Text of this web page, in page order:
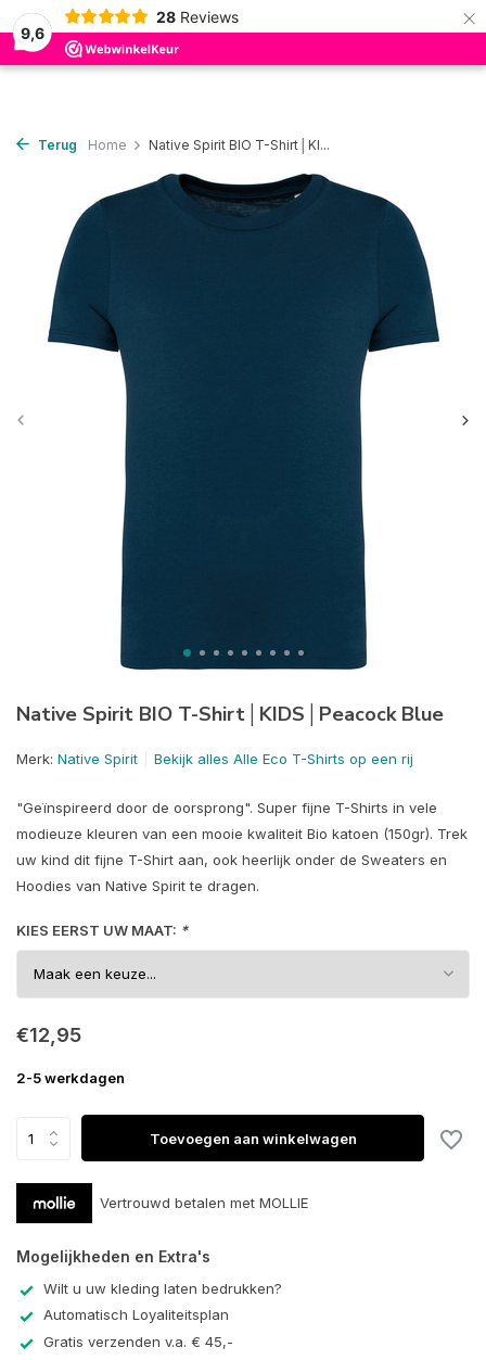
9,6
28 Reviews ×
0
Terug Home Native Spirit BIO T-Shirt│KI...
Native Spirit BIO T-Shirt│KIDS│Peacock Blue
Merk: Native Spirit Bekijk alles Alle Eco T-Shirts op een rij
"Geïnspireerd door de oorsprong". Super fijne T-Shirts in vele
modieuze kleuren van een mooie kwaliteit Bio katoen (150gr). Trek
uw kind dit fijne T-Shirt aan, ook heerlijk onder de Sweaters en
Hoodies van Native Spirit te dragen.
KIES EERST UW MAAT: *
€12,95
2-5 werkdagen
Toevoegen aan winkelwagen
Vertrouwd betalen met MOLLIE
Mogelijkheden en Extra's
Wilt u uw kleding laten bedrukken?
Automatisch Loyaliteitsplan
Gratis verzenden v.a. € 45,-